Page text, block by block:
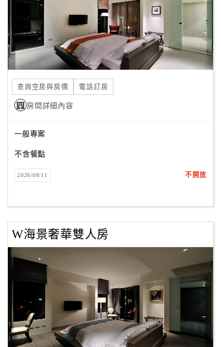
客
服
紅
利
查
訂
房
Q&A
卡
款
收
據
查詢空房與房價 電話訂房
房間詳細內容
一般專案
不含餐點
2026/08/11 不開放
W海景奢華雙人房